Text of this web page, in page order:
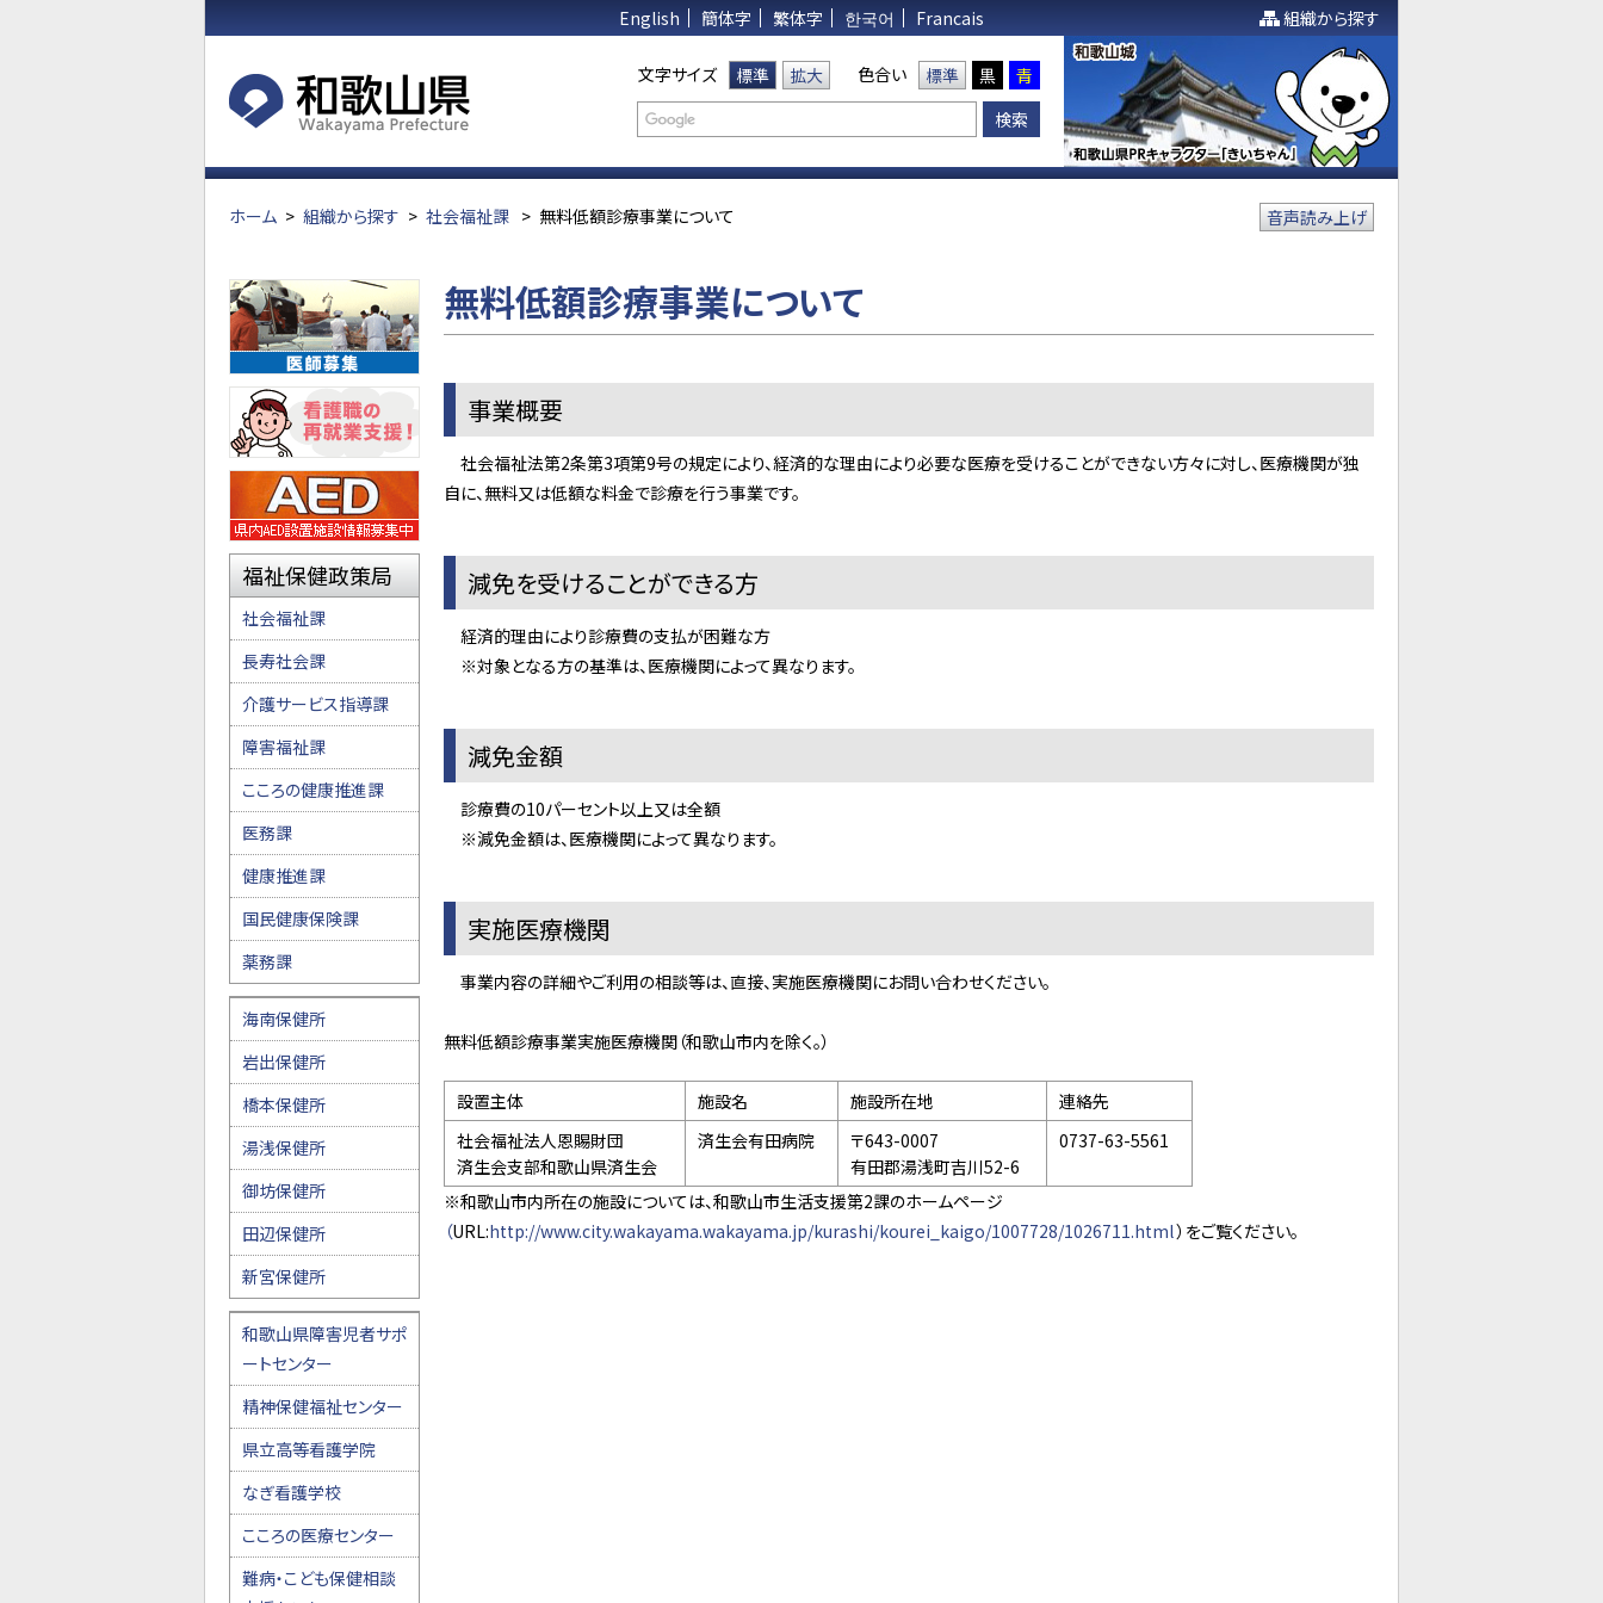
English 簡体字 繁体字 한국어 Francais 組織から探す
文字サイズ 標準 拡大 色合い 標準 黒 青
ホーム > 組織から探す > 社会福祉課 > 無料低額診療事業について 音声読み上げ
無料低額診療事業について
事業概要
社会福祉法第2条第3項第9号の規定により、経済的な理由により必要な医療を受けることができない方々に対し、医療機関が独
自に、無料又は低額な料金で診療を行う事業です。
減免を受けることができる方
経済的理由により診療費の支払が困難な方
※対象となる方の基準は、医療機関によって異なります。
減免金額
診療費の10パーセント以上又は全額
※減免金額は、医療機関によって異なります。
実施医療機関
事業内容の詳細やご利用の相談等は、直接、実施医療機関にお問い合わせください。
無料低額診療事業実施医療機関（和歌山市内を除く。）
設置主体 施設名 施設所在地
連絡先
社会福祉法人恩賜財団
済生会支部和歌山県済生会
済生会有田病院
〒643-0007
有田郡湯浅町吉川52-6
0737-63-5561
※和歌山市内所在の施設については、和歌山市生活支援第2課のホームページ
（URL:http://www.city.wakayama.wakayama.jp/kurashi/kourei_kaigo/1007728/1026711.html）をご覧ください。
福祉保健政策局
社会福祉課
長寿社会課
介護サービス指導課
障害福祉課
こころの健康推進課
医務課
健康推進課
国民健康保険課
薬務課
海南保健所
岩出保健所
橋本保健所
湯浅保健所
御坊保健所
田辺保健所
新宮保健所
和歌山県障害児者サポ
ートセンター
精神保健福祉センター
県立高等看護学院
なぎ看護学校
こころの医療センター
難病・こども保健相談